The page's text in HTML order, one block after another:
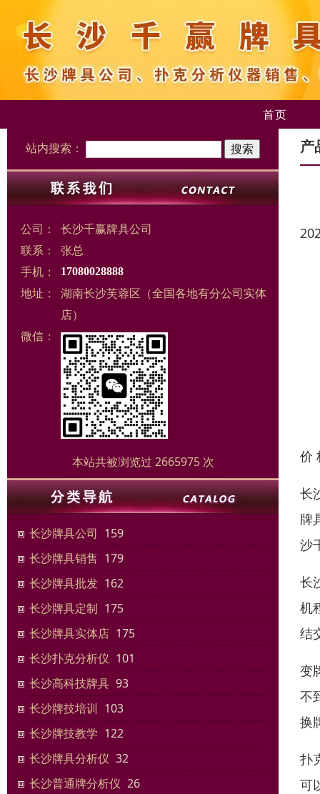
首页
站内搜索：
公司：
长沙千赢牌具公司
联系：
张总
手机：
17080028888
地址：
湖南长沙芙蓉区（全国各地有分公司实体
店）
微信：
本站共被浏览过 2665975 次
长沙牌具公司 159
长沙牌具销售 179
长沙牌具批发 162
长沙牌具定制 175
长沙牌具实体店 175
长沙扑克分析仪 101
长沙高科技牌具 93
长沙牌技培训 103
长沙牌技教学 122
长沙牌具分析仪 32
长沙普通牌分析仪 26
产
价
长
牌
沙
长
机
结
变
不
换
扑
可